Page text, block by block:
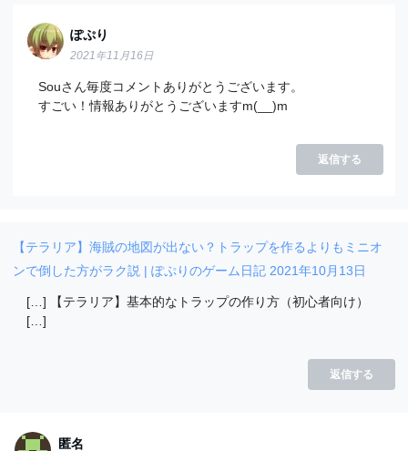
ぽぷり
2021年11月16日
Souさん毎度コメントありがとうございます。
すごい！情報ありがとうございますm(__)m
返信する
【テラリア】海賊の地図が出ない？トラップを作るよりもミニオ
ンで倒した方がラク説 | ぽぷりのゲーム日記 2021年10月13日
[…] 【テラリア】基本的なトラップの作り方（初心者向け）
[…]
返信する
匿名